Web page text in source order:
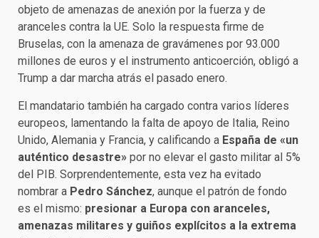
objeto de amenazas de anexión por la fuerza y de
aranceles contra la UE. Solo la respuesta firme de
Bruselas, con la amenaza de gravámenes por 93.000
millones de euros y el instrumento anticoerción, obligó a
Trump a dar marcha atrás el pasado enero.
El mandatario también ha cargado contra varios líderes
europeos, lamentando la falta de apoyo de Italia, Reino
Unido, Alemania y Francia, y calificando a España de «un
auténtico desastre» por no elevar el gasto militar al 5%
del PIB. Sorprendentemente, esta vez ha evitado
nombrar a Pedro Sánchez, aunque el patrón de fondo
es el mismo: presionar a Europa con aranceles,
amenazas militares y guiños explícitos a la extrema